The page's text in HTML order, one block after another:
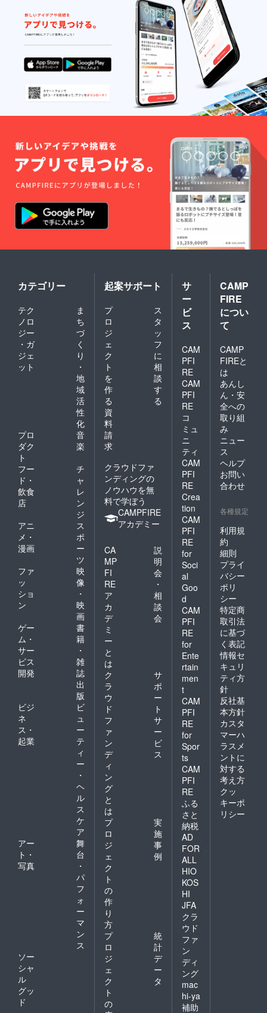
カテゴリー
テク
ノロ
ジー
・ガ
ジェ
ット
ま
ち
づ
く
り
・
地
域
活
性
化
プロ
ダク
ト
音
楽
フー
ド・
飲食
店
チ
ャ
レ
ン
ジ
アニ
メ・
漫画
ス
ポ
ー
ツ
ファ
ッ
ショ
ン
映
像
・
映
画
ゲー
ム・
サー
ビス
開発
書
籍
・
雑
誌
出
版
ビジ
ネ
ス・
起業
ビ
ュ
ー
テ
ィ
ー
・
ヘ
ル
ス
ケ
ア
アー
ト・
写真
舞
台
・
パ
フ
ォ
ー
マ
ン
ス
ソー
シャ
ル
グッ
ド
起案サポート
プ
ロ
ジ
ェ
ク
ト
を
作
る
ス
タ
ッ
フ
に
相
談
す
る
資
料
請
求
クラウドファ
ンディングの
ノウハウを無
料で学ぼう
CAMPFIRE
アカデミー
CA
MP
FI
RE
ア
カ
デ
ミ
ー
と
は
説
明
会
・
相
談
会
ク
ラ
ウ
ド
フ
ァ
ン
デ
ィ
ン
グ
と
は
サ
ポ
ー
ト
サ
ー
ビ
ス
プ
ロ
ジ
ェ
ク
ト
の
作
り
方
実
施
事
例
プ
ロ
ジ
ェ
ク
ト
の
統
計
デ
ー
タ
サ
ー
ビ
ス
CAM
PFI
RE
CAM
PFI
RE
コ
ミュ
ニ
ティ
CAM
PFI
RE
Crea
tion
CAM
PFI
RE
for
Soci
al
Goo
d
CAM
PFI
RE
for
Ente
rtain
men
t
CAM
PFI
RE
for
Spor
ts
CAM
PFI
RE
ふる
さと
納税
AD
FOR
ALL
HIO
KOS
HI
JFA
クラ
ウド
ファ
ン
ディ
ング
mac
hi-ya
補助
CAMP
FIRE
につい
て
CAMP
FIREと
は
あんし
ん・安
全への
取り組
み
ニュー
ス
ヘルプ
お問い
合わせ
各種規定
利用規
約
細則
プライ
バシー
ポリ
シー
特定商
取引法
に基づ
く表記
情報セ
キュリ
ティ方
針
反社基
本方針
カスタ
マーハ
ラスメ
ントに
対する
考え方
クッ
キーポ
リシー